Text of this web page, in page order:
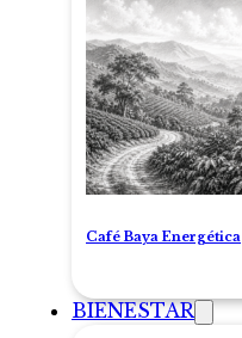
Café Baya Energética
BIENESTAR